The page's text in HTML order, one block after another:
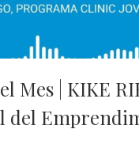
Mes | KIKE
del